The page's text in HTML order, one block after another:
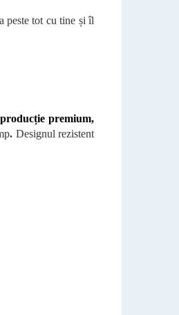
peste tot cu tine și îl
premium,
. Designul rezistent